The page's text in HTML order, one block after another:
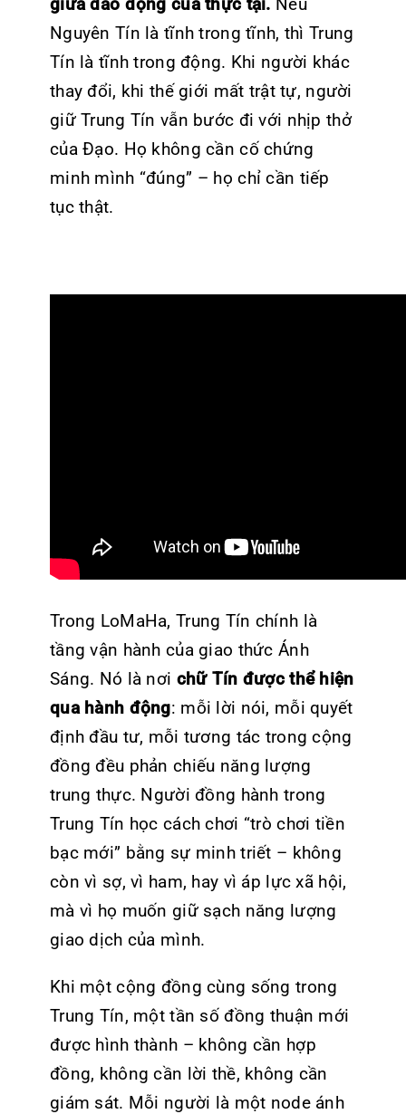
Nguyên Tín là tĩnh trong tĩnh, thì Trung
Tín là tĩnh trong động. Khi người khác
thay đổi, khi thế giới mất trật tự, người
giữ Trung Tín vẫn bước đi với nhịp thở
của Đạo. Họ không cần cố chứng
minh mình “đúng” – họ chỉ cần tiếp
tục thật.
Trong LoMaHa, Trung Tín chính là
tầng vận hành của giao thức Ánh
Sáng. Nó là nơi chữ Tín được thể hiện
qua hành động: mỗi lời nói, mỗi quyết
định đầu tư, mỗi tương tác trong cộng
đồng đều phản chiếu năng lượng
trung thực. Người đồng hành trong
Trung Tín học cách chơi “trò chơi tiền
bạc mới” bằng sự minh triết – không
còn vì sợ, vì ham, hay vì áp lực xã hội,
mà vì họ muốn giữ sạch năng lượng
giao dịch của mình.
Khi một cộng đồng cùng sống trong
Trung Tín, một tần số đồng thuận mới
được hình thành – không cần hợp
đồng, không cần lời thề, không cần
giám sát. Mỗi người là một node ánh